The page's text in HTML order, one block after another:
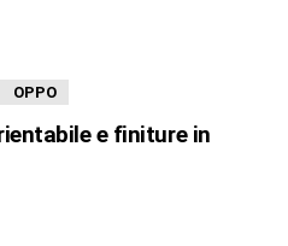
OPPO
e finiture in